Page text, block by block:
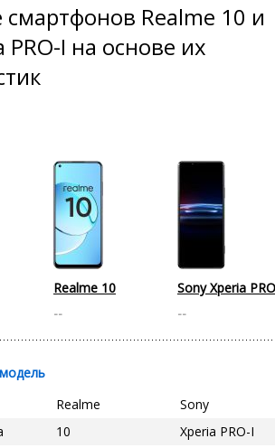
Realme 10 и
PRO-I на основе их
Realme 10
--
Sony Xperia
--
Realme
Sony
10
Xperia PRO-I